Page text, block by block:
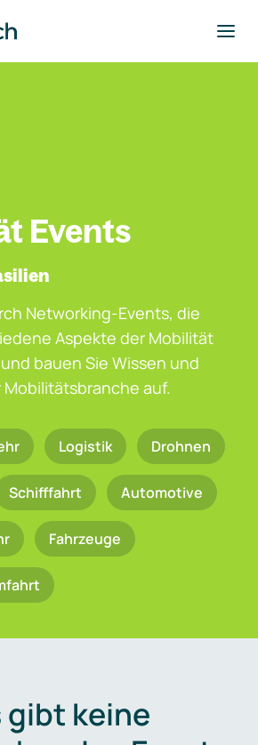
Events
Networking-Events, die
Aspekte der Mobilität
bauen Sie Wissen und
auf.
Logistik Drohnen
Schifffahrt Automotive
Fahrzeuge
gibt keine